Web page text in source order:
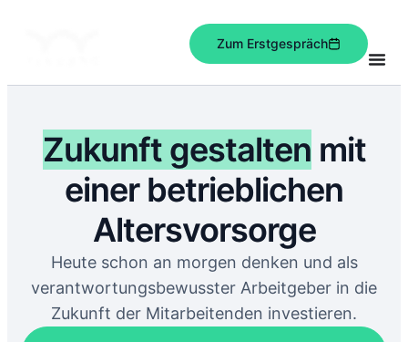
Zum Erstgespräch
Zukunft gestalten mit
einer betrieblichen
Altersvorsorge
Heute schon an morgen denken und als
verantwortungsbewusster Arbeitgeber in die
Zukunft der Mitarbeitenden investieren.